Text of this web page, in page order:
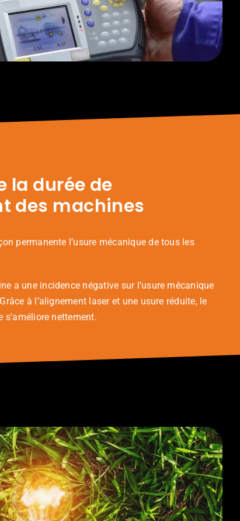
la durée de
des machines
permanente l’usure mécanique de tous les
a une incidence négative sur l’usure mécanique
à l’alignement laser et une usure réduite, le
nettement.